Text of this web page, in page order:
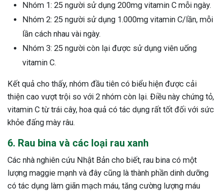
Nhóm 1: 25 người sử dụng 200mg vitamin C mỗi ngày.
Nhóm 2: 25 người sử dụng 1.000mg vitamin C/lần, mỗi
lần cách nhau vài ngày.
Nhóm 3: 25 người còn lại được sử dụng viên uống
vitamin C.
Kết quả cho thấy, nhóm đầu tiên có biểu hiện được cải
thiện cao vượt trội so với 2 nhóm còn lại. Điều này chứng tỏ,
vitamin C từ trái cây, hoa quả có tác dụng rất tốt đối với sức
khỏe đấng mày râu.
6. Rau bina và các loại rau xanh
Các nhà nghiên cứu Nhật Bản cho biết, rau bina có một
lượng maggie mạnh và đây cũng là thành phần dinh dưỡng
có tác dụng làm giãn mạch máu, tăng cường lượng máu